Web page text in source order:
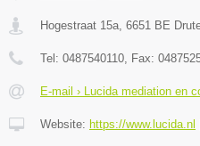
Hogestraat 15a 6651 BE
Tel: 0487540110 , Fax:
E-mail › Lucida mediation en
Website: https://www.lucida.nl